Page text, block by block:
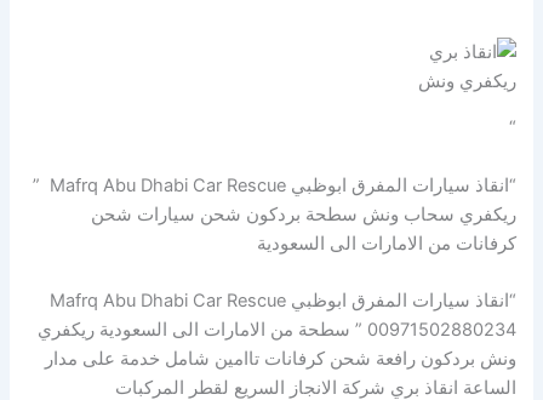
ريكفري ونش
“
“انقاذ سيارات المفرق ابوظبي Mafrq Abu Dhabi Car Rescue ”
ريكفري سحاب ونش سطحة بردكون شحن سيارات شحن
كرفانات من الامارات الى السعودية
“انقاذ سيارات المفرق ابوظبي Mafrq Abu Dhabi Car Rescue
00971502880234 ” سطحة من الامارات الى السعودية ريكفري
ونش بردكون رافعة شحن كرفانات تاامين شامل خدمة على مدار
الساعة انقاذ بري شركة الانجاز السريع لقطر المركبات